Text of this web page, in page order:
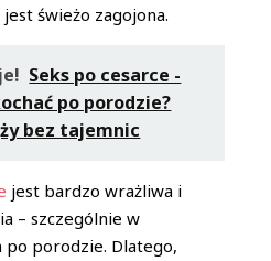
świeżo zagojona.
Seks po cesarce -
po porodzie?
bez tajemnic
jest bardzo wrażliwa i
– szczególnie w
po porodzie. Dlatego,